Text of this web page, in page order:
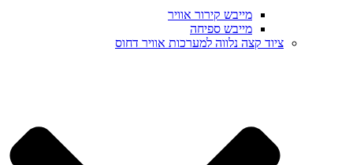
מייבש קירור אוויר
מייבש ספיחה
ציוד קצה נלווה למערכות אוויר דחוס